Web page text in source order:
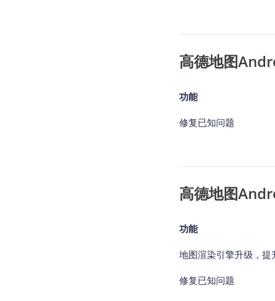
高德地图
功能
修复已知问题
高德地图
功能
地图渲染引擎升级，提
修复已知问题